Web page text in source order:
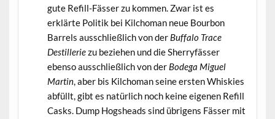
gute Refill-Fässer zu kommen. Zwar ist es
erklärte Politik bei Kilchoman neue Bourbon
Barrels ausschließlich von der Buffalo Trace
Destilleriezu beziehen und die Sherryfässer
ebenso ausschließlich von der Bodega Miguel
Martin, aber bis Kilchoman seine ersten Whiskies
abfüllt, gibt es natürlich noch keine eigenen Refill
Casks. Dump Hogsheads sind übrigens Fässer mit